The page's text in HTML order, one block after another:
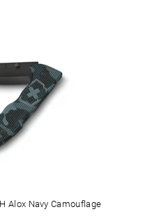
Alox Navy Camouflage